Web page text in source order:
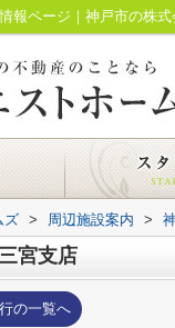
報ページ｜神戸市の株
ズ > 周辺施設案内 >
宮支店
の一覧へ